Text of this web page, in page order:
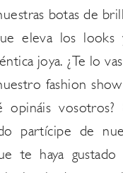
botas de
eleva los
joya. ¿Te lo
fashion
opináis vosotros?
partícipe de
te haya